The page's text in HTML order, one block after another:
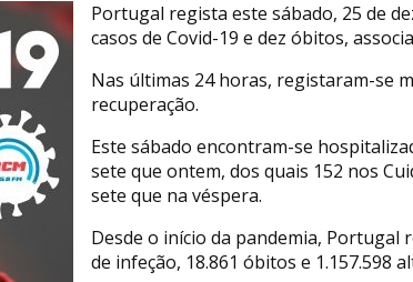
Portugal regista este sábado, 25 de
casos de Covid-19 e dez óbitos,
Nas últimas 24 horas, registaram-se
recuperação.
Este sábado encontram-se
sete que ontem, dos quais 152 nos
sete que na véspera.
Desde o início da pandemia, Portugal
de infeção, 18.861 óbitos e 1.157.598